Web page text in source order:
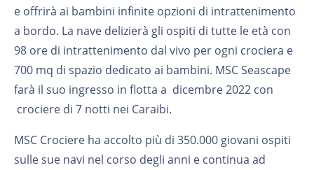
e offrirà ai bambini infinite opzioni di intrattenimento
a bordo. La nave delizierà gli ospiti di tutte le età con
98 ore di intrattenimento dal vivo per ogni crociera e
700 mq di spazio dedicato ai bambini. MSC Seascape
farà il suo ingresso in flotta a dicembre 2022 con
crociere di 7 notti nei Caraibi.
MSC Crociere ha accolto più di 350.000 giovani ospiti
sulle sue navi nel corso degli anni e continua ad